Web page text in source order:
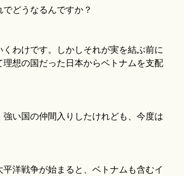
どうなるんですか？
わけです。しかしそれが実を結ぶ前に
想の国だった日本からベトナムを支配
い国の仲間入りしたけれども、今度は
洋戦争が始まると、ベトナムも含むイ